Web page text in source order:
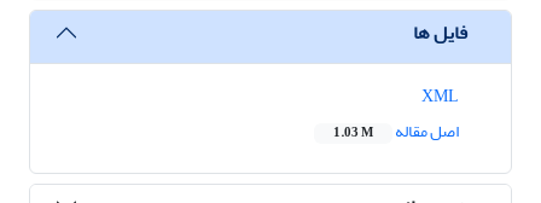
فایل ها
اصل مقاله
1.03 M